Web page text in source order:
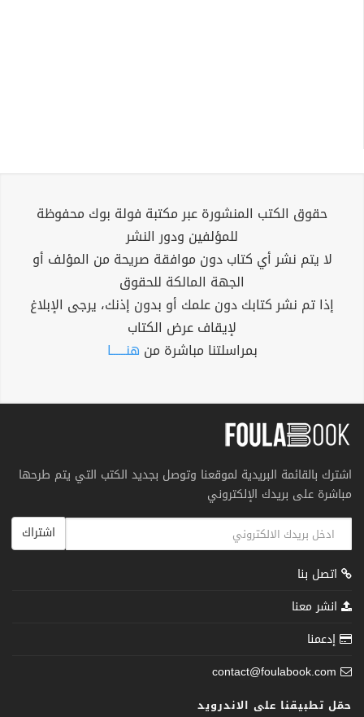
حقوق الكتب المنشورة عبر مكتبة فولة بوك محفوظة
للمؤلفين ودور النشر
لا يتم نشر أي كتاب دون موافقة صريحة من المؤلف أو
الجهة المالكة للحقوق
إذا تم نشر كتابك دون علمك أو بدون إذنك، يرجى الإبلاغ
لإيقاف عرض الكتاب
بمراسلتنا مباشرة من هنــــــا
اشترك بالقائمة البريدية لموقعنا وتوصل بجديد الكتب التي يتم طرحها
مباشرة على بريدك الإلكتروني
اشتراك
اتصل بنا
انشر معنا
إدعمنا
contact@foulabook.com
حمّل تطبيقنا على الاندرويد